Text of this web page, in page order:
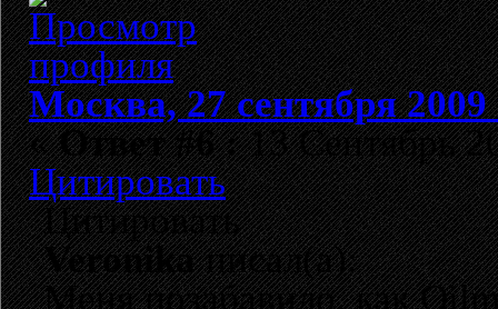
Москва, 27 сентября 2009
«Ответ #6 :13 Сентябрь
Цитировать
Цитировать
Veronikaписал(а):
Меня позабавило, как